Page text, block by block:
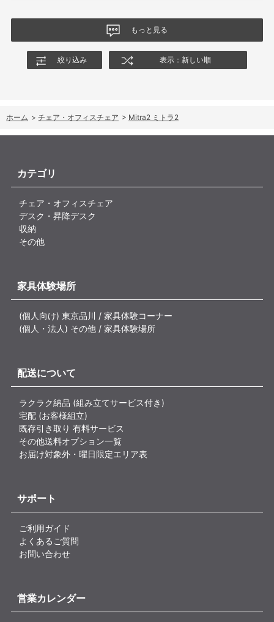
もっと見る
絞り込み 表示：新しい順
ホーム > チェア・オフィスチェア > Mitra2 ミトラ2
カテゴリ
チェア・オフィスチェア
デスク・昇降デスク
収納
その他
家具体験場所
(個人向け) 東京品川 / 家具体験コーナー
(個人・法人) その他 / 家具体験場所
配送について
ラクラク納品 (組み立てサービス付き)
宅配 (お客様組立)
既存引き取り 有料サービス
その他送料オプション一覧
お届け対象外・曜日限定エリア表
サポート
ご利用ガイド
よくあるご質問
お問い合わせ
営業カレンダー